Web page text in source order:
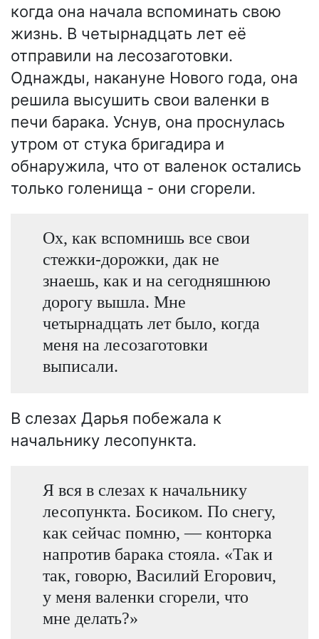
когда она начала вспоминать свою
жизнь. В четырнадцать лет её
отправили на лесозаготовки.
Однажды, накануне Нового года, она
решила высушить свои валенки в
печи барака. Уснув, она проснулась
утром от стука бригадира и
обнаружила, что от валенок остались
только голенища - они сгорели.
Ох, как вспомнишь все свои
стежки-дорожки, дак не
знаешь, как и на сегодняшнюю
дорогу вышла. Мне
четырнадцать лет было, когда
меня на лесозаготовки
выписали.
В слезах Дарья побежала к
начальнику лесопункта.
Я вся в слезах к начальнику
лесопункта. Босиком. По снегу,
как сейчас помню, — конторка
напротив барака стояла. «Так и
так, говорю, Василий Егорович,
у меня валенки сгорели, что
мне делать?»